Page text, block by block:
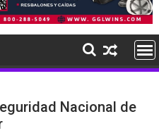
Nacional de